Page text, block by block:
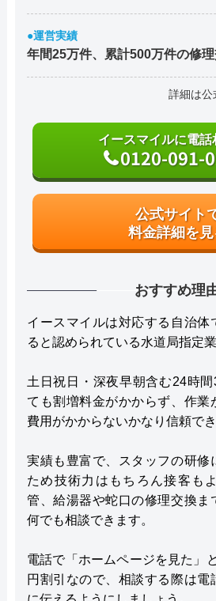
●運営実績
年間25万件、累計500万件の修
詳細は公
イースマイルに電話
0120-091-
公式サイト
料金詳細を
おすすめ理
イースマイルは対応する自治体
ると認められている水道局指定業
土日祝日・深夜早朝含む24時
ても割増料金がかからず、作業
費用がかからないかなり信頼でき
実績も豊富で、スタッフの研修
ため技術力はもちろん接客も
管、給湯器や蛇口の修理交換ま
何でも相談できます。
電話で「ホームページを見た」
円割引なので、相談する際は電